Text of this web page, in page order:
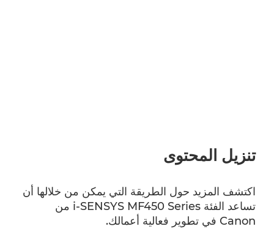
تنزيل المحتوى
اكتشف المزيد حول الطريقة التي يمكن من خلالها أن
تساعد الفئة i-SENSYS MF450 Series من
Canon في تطوير فعالية أعمالك.